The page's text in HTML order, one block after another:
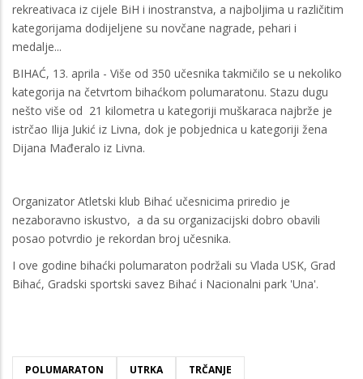
rekreativaca iz cijele BiH i inostranstva, a najboljima u različitim
kategorijama dodijeljene su novčane nagrade, pehari i
medalje...
BIHAĆ, 13. aprila - Više od 350 učesnika takmičilo se u nekoliko
kategorija na četvrtom bihaćkom polumaratonu. Stazu dugu
nešto više od 21 kilometra u kategoriji muškaraca najbrže je
istrčao Ilija Jukić iz Livna, dok je pobjednica u kategoriji žena
Dijana Mađeralo iz Livna.
Organizator Atletski klub Bihać učesnicima priredio je
nezaboravno iskustvo, a da su organizacijski dobro obavili
posao potvrdio je rekordan broj učesnika.
I ove godine bihaćki polumaraton podržali su Vlada USK, Grad
Bihać, Gradski sportski savez Bihać i Nacionalni park 'Una'.
POLUMARATON UTRKA TRČANJE